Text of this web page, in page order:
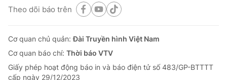
Theo dõi báo trên
Cơ quan chủ quản:Đài Truyền hình Việt Nam
Cơ quan báo chí: Thời báo VTV
Giấy phép hoạt động báo in và báo điện tử số 483/GP-BTTTT
cấp ngày 29/12/2023